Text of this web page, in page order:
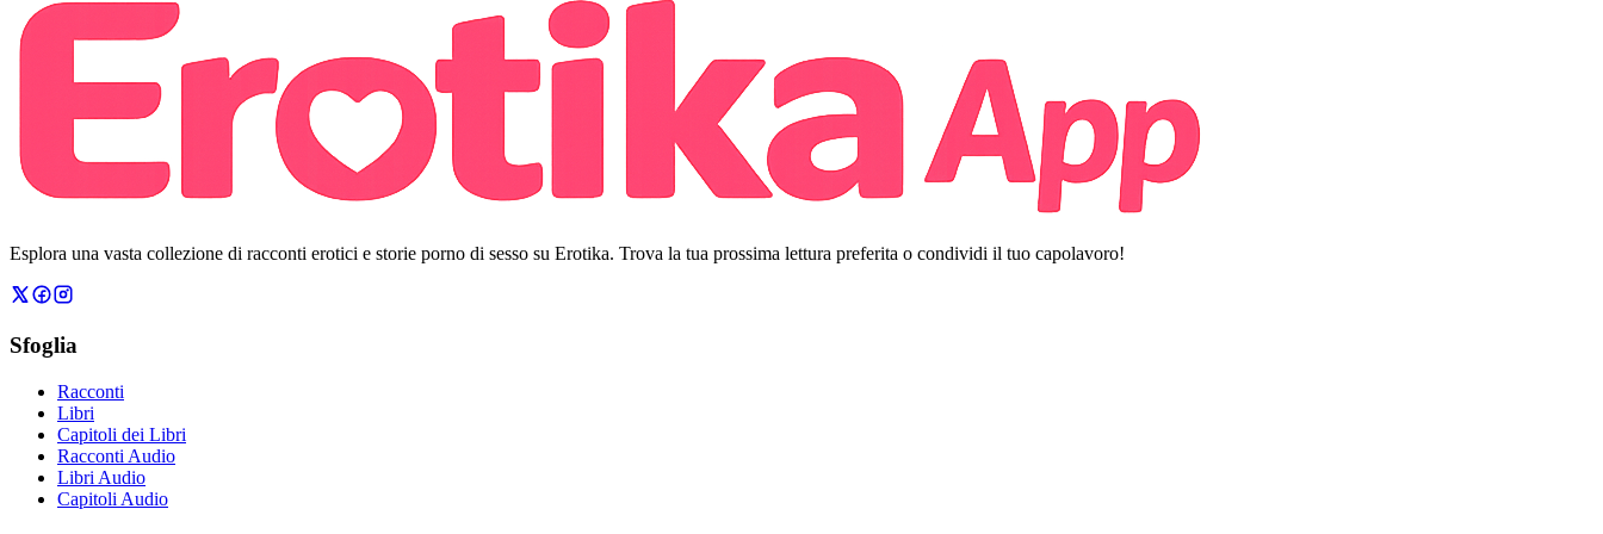
Esplora una vasta collezione di racconti erotici e storie porno di sesso su Erotika. Trova la tua prossima lettura preferita o condividi il tuo capolavoro!
Sfoglia
Racconti
Libri
Capitoli dei Libri
Racconti Audio
Libri Audio
Capitoli Audio